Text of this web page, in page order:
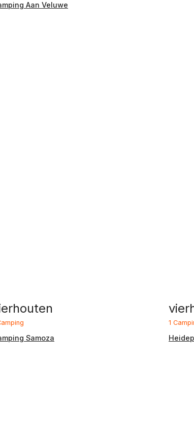
Aan Veluwe
Samoza
1